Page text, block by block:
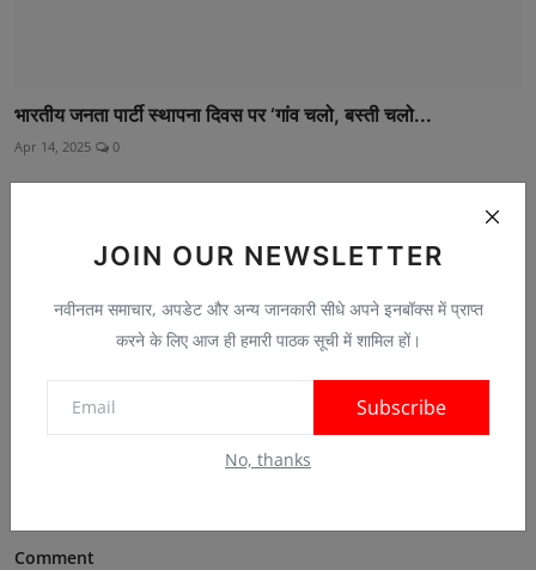
JOIN OUR NEWSLETTER
नवीनतम समाचार, अपडेट और अन्य जानकारी सीधे अपने इनबॉक्स में प्राप्त
करने के लिए आज ही हमारी पाठक सूची में शामिल हों।
Subscribe
No, thanks
भारतीय जनता पार्टी स्थापना दिवस पर ‘गांव चलो, बस्ती चलो...
Apr 14, 2025 0
Comment